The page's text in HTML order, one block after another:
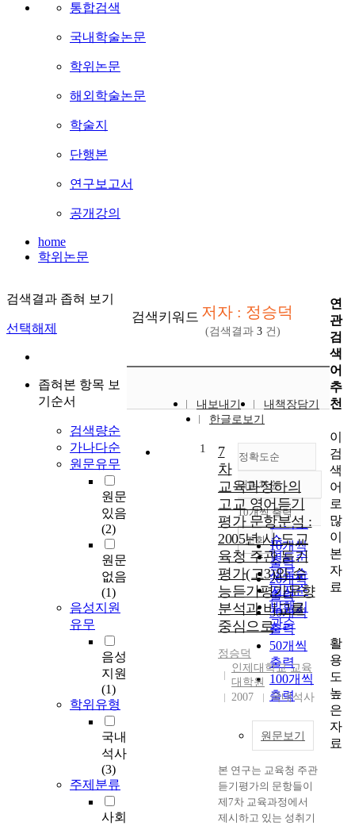
통합검색
국내학술논문
학위논문
해외학술논문
학술지
단행본
연구보고서
공개강의
home
학위논문
검색결과 좁혀 보기
선택해제
좁혀본 항목 보
기순서
검색량순
가나다순
원문유무
원문
있음
(2)
원문
없음
(1)
음성지원
유무
음성
지원
(1)
학위유형
국내
석사
(3)
주제분류
사회
검색키워드 저자 : 정승덕
(검색결과 3 건)
내보내기
내책장담기
한글로보기
정확도순
정확도
순
인기도
순
연도순
제목순
저자순
발행기
관순
내림차순
내림차순
10개씩 출력
10개씩
출력
20개씩
출력
30개씩
출력
50개씩
출력
100개씩
출력
조회
1
7
차
교육과정하의
고교 영어듣기
평가 문항분석 :
2005년 시·도교
육청 주관 듣기
평가(고3)와 수
능듣기평가문향
분석과 비교를
중심으로
정승덕
인제대학교 교육
대학원
2007
국내석사
원문보기
본 연구는 교육청 주관
듣기평가의 문항들이
제7차 교육과정에서
제시하고 있는 성취기
연
관
검
색
어
추
천
이
검
색
어
로
많
이
본
자
료
활
용
도
높
은
자
료